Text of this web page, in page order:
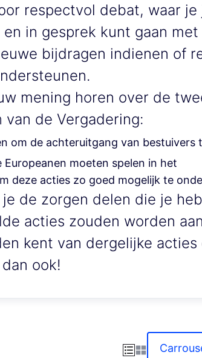
respectvol debat, waar je
in gesprek kunt gaan met
bijdragen indienen of
mening horen over de
de Vergadering:
om de achteruitgang van bestuivers
Europeanen moeten spelen in het
deze acties zo goed mogelijk te
de zorgen delen die je
acties zouden worden
kent van dergelijke acties
ook!